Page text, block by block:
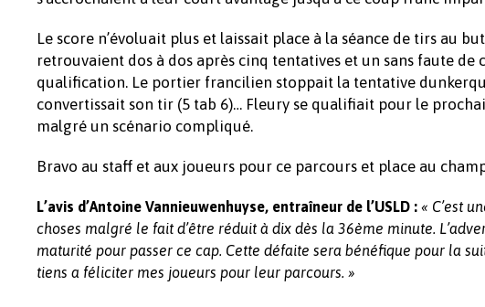
Le score n’évoluait plus et laissait place à la séance de tirs au
retrouvaient dos à dos après cinq tentatives et un sans faute de
qualification. Le portier francilien stoppait la tentative
convertissait son tir (5 tab 6)… Fleury se qualifiait pour le
malgré un scénario compliqué.
Bravo au staff et aux joueurs pour ce parcours et place au
L’avis d’Antoine Vannieuwenhuyse, entraîneur de l’USLD : « C’est
choses malgré le fait d’être réduit à dix dès la 36ème minute.
maturité pour passer ce cap. Cette défaite sera bénéfique pour la
tiens a féliciter mes joueurs pour leur parcours. »